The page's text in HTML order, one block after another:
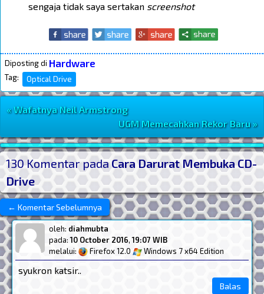
sengaja tidak saya sertakan screenshot
Diposting di Hardware
Tag: Optical Drive
Navigasi Postingan
« Wafatnya Neil Armstrong
UGM Memecahkan Rekor Baru »
Post Widget
130 Komentar padaCara Darurat Membuka CD-
Drive
Navigasi Komentar Atas
← Komentar Sebelumnya
oleh: diahmubta
pada:10 October 2016,19:07 WIB
melalui:
Firefox 12.0 Windows 7 x64 Edition
syukron katsir..
Balas